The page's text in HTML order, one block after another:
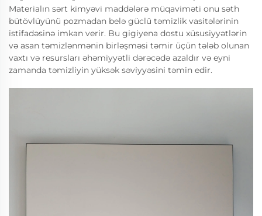
Materialın sərt kimyəvi maddələrə müqaviməti onu səth
bütövlüyünü pozmadan belə güclü təmizlik vasitələrinin
istifadəsinə imkan verir. Bu gigiyena dostu xüsusiyyətlərin
və asan təmizlənmənin birləşməsi təmir üçün tələb olunan
vaxtı və resursları əhəmiyyətli dərəcədə azaldır və eyni
zamanda təmizliyin yüksək səviyyəsini təmin edir.